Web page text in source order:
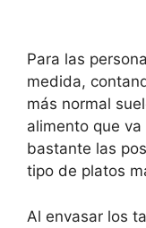
Para las
medida,
más normal
alimento que
bastante las
tipo de platos
Al envasar los